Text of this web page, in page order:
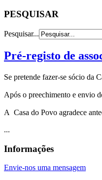
PESQUISAR
Pesquisar...
Pré-registo de
Se pretende fazer-se sócio da
Após o preechimento e envio
A Casa do Povo agradece
...
Informações
Envie-nos uma mensagem